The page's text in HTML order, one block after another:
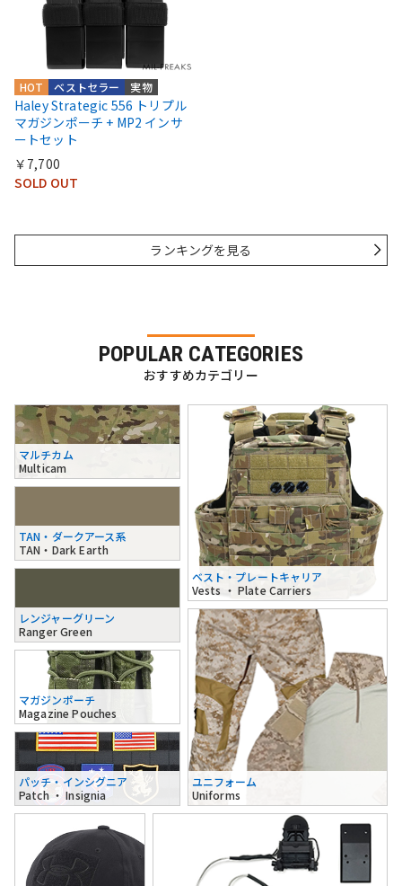
実物
ベストセラー
HOT
Haley Strategic 556 トリプル
マガジンポーチ + MP2 インサ
ートセット
￥7,700
SOLD OUT
ランキングを見る
POPULAR CATEGORIES
おすすめカテゴリー
マルチカム
Multicam
TAN・ダークアース系
TAN・Dark Earth
レンジャーグリーン
Ranger Green
ベスト・プレートキャリア
Vests ・ Plate Carriers
マガジンポーチ
Magazine Pouches
パッチ・インシグニア
Patch ・ Insignia
ユニフォーム
Uniforms